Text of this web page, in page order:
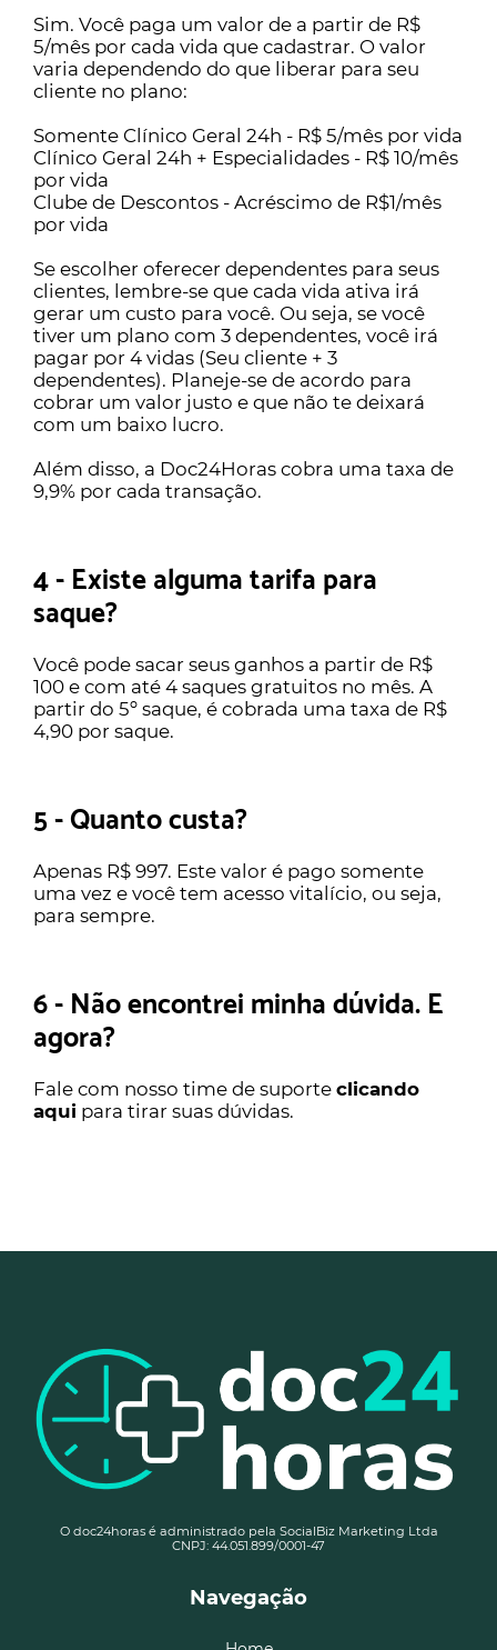
Sim. Você paga um valor de a partir de R$
5/mês por cada vida que cadastrar. O valor
varia dependendo do que liberar para seu
cliente no plano:
Somente Clínico Geral 24h - R$ 5/mês por vida
Clínico Geral 24h + Especialidades - R$ 10/mês
por vida
Clube de Descontos - Acréscimo de R$1/mês
por vida
Se escolher oferecer dependentes para seus
clientes, lembre-se que cada vida ativa irá
gerar um custo para você. Ou seja, se você
tiver um plano com 3 dependentes, você irá
pagar por 4 vidas (Seu cliente + 3
dependentes). Planeje-se de acordo para
cobrar um valor justo e que não te deixará
com um baixo lucro.
Além disso, a Doc24Horas cobra uma taxa de
9,9% por cada transação.
4 - Existe alguma tarifa para
saque?
Você pode sacar seus ganhos a partir de R$
100 e com até 4 saques gratuitos no mês. A
partir do 5º saque, é cobrada uma taxa de R$
4,90 por saque.
5 - Quanto custa?
Apenas R$ 997. Este valor é pago somente
uma vez e você tem acesso vitalício, ou seja,
para sempre.
6 - Não encontrei minha dúvida. E
agora?
Fale com nosso time de suporte clicando
aqui para tirar suas dúvidas.
O doc24horas é administrado pela SocialBiz Marketing Ltda
CNPJ: 44.051.899/0001-47
Navegação